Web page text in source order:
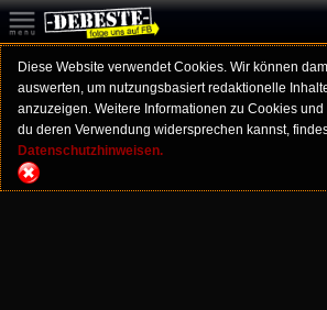
Diese Website verwendet Cookies. Wir können
auswerten, um nutzungsbasiert redaktionelle
anzuzeigen. Weitere Informationen zu Cookies
du deren Verwendung widersprechen kannst,
Datenschutzhinweisen.